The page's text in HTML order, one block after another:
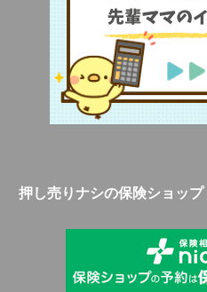
押し売りナシの保険ショップ